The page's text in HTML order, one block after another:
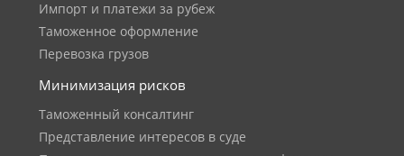
Импорт и платежи за рубеж
Таможенное оформление
Перевозка грузов
Минимизация рисков
Таможенный консалтинг
Представление интересов в суде